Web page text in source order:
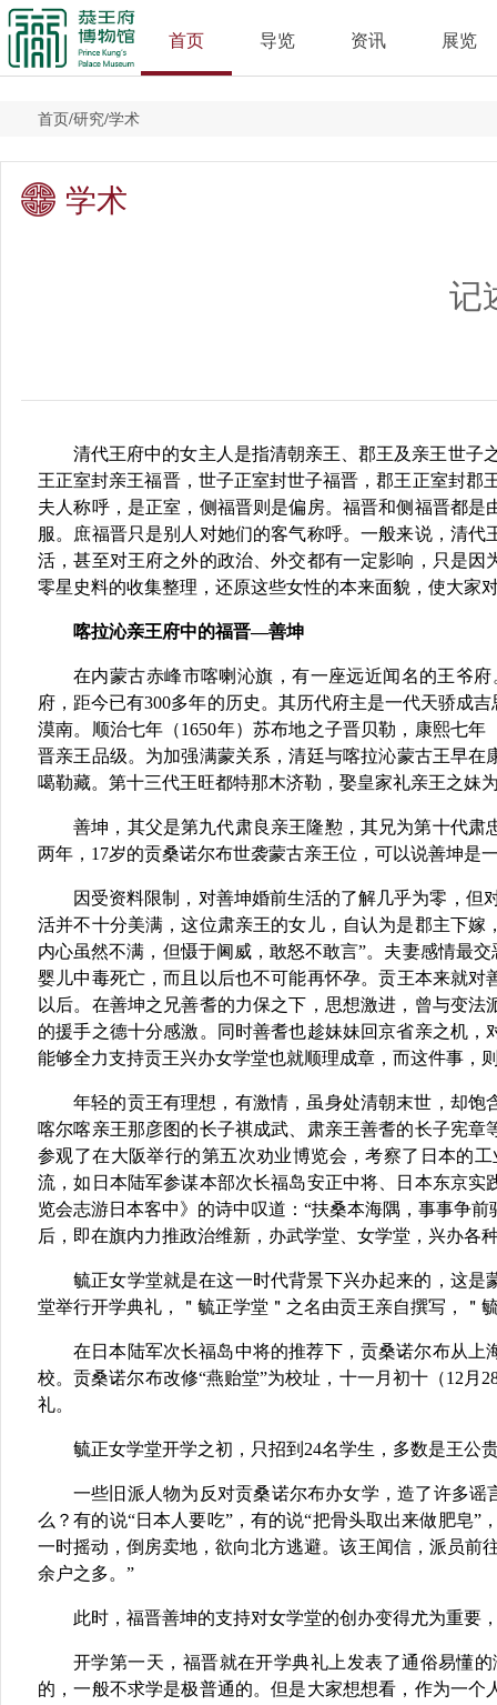
首页 导览 资讯 展览
首页/研究/学术
学术
记
清代王府中的女主人是指清朝亲王、郡王及亲王世子
王正室封亲王福晋，世子正室封世子福晋，郡王正室封
夫人称呼，是正室，侧福晋则是偏房。福晋和侧福晋都
服。庶福晋只是别人对她们的客气称呼。一般来说，清
活，甚至对王府之外的政治、外交都有一定影响，只是
零星史料的收集整理，还原这些女性的本来面貌，使大家
喀拉沁亲王府中的福晋—善坤
在内蒙古赤峰市喀喇沁旗，有一座远近闻名的王爷
府，距今已有300多年的历史。其历代府主是一代天骄成
漠南。顺治七年（1650年）苏布地之子晋贝勒，康熙七
晋亲王品级。为加强满蒙关系，清廷与喀拉沁蒙古王早
噶勒藏。第十三代王旺都特那木济勒，娶皇家礼亲王之妹
善坤，其父是第九代肃良亲王隆懃，其兄为第十代肃
两年，17岁的贡桑诺尔布世袭蒙古亲王位，可以说善坤是
因受资料限制，对善坤婚前生活的了解几乎为零，但
活并不十分美满，这位肃亲王的女儿，自认为是郡主下
内心虽然不满，但慑于阃威，敢怒不敢言”。夫妻感情最
婴儿中毒死亡，而且以后也不可能再怀孕。贡王本来就
以后。在善坤之兄善耆的力保之下，思想激进，曾与变
的援手之德十分感激。同时善耆也趁妹妹回京省亲之机
能够全力支持贡王兴办女学堂也就顺理成章，而这件事，
年轻的贡王有理想，有激情，虽身处清朝末世，却
喀尔喀亲王那彦图的长子祺成武、肃亲王善耆的长子宪
参观了在大阪举行的第五次劝业博览会，考察了日本的
流，如日本陆军参谋本部次长福岛安正中将、日本东京
览会志游日本客中》的诗中叹道：“扶桑本海隅，事事争
后，即在旗内力推政治维新，办武学堂、女学堂，兴办各
毓正女学堂就是在这一时代背景下兴办起来的，这是
堂举行开学典礼，＂毓正学堂＂之名由贡王亲自撰写，＂
在日本陆军次长福岛中将的推荐下，贡桑诺尔布从
校。贡桑诺尔布改修“燕贻堂”为校址，十一月初十（12
礼。
毓正女学堂开学之初，只招到24名学生，多数是王公
一些旧派人物为反对贡桑诺尔布办女学，造了许多
么？有的说“日本人要吃”，有的说“把骨头取出来做肥皂
一时摇动，倒房卖地，欲向北方逃避。该王闻信，派员前
余户之多。”
此时，福晋善坤的支持对女学堂的创办变得尤为重要
开学第一天，福晋就在开学典礼上发表了通俗易懂
的，一般不求学是极普通的。但是大家想想看，作为一